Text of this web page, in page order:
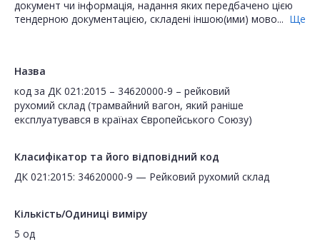
документ чи інформація, надання яких передбачено цією
тендерною документацією, складені іншою(ими) мово... Ще
Назва
код за ДК 021:2015 – 34620000-9 – рейковий
рухомий склад (трамвайний вагон, який раніше
експлуатувався в країнах Європейського Союзу)
Класифікатор та його відповідний код
ДК 021:2015: 34620000-9 — Рейковий рухомий склад
Кількість/Одиниці виміру
5 од